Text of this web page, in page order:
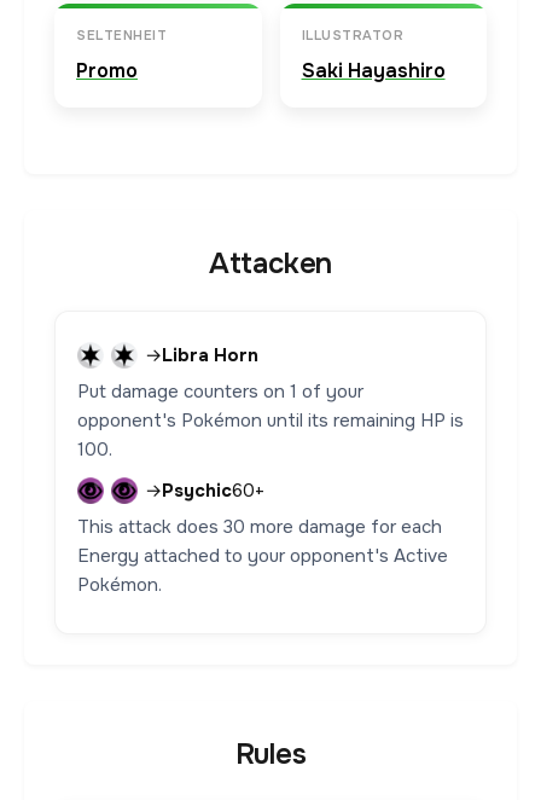
SELTENHEIT
Promo
ILLUSTRATOR
Saki Hayashiro
Attacken
→Libra Horn
Put damage counters on 1 of your
opponent's Pokémon until its remaining HP is
100.
→Psychic60+
This attack does 30 more damage for each
Energy attached to your opponent's Active
Pokémon.
Rules